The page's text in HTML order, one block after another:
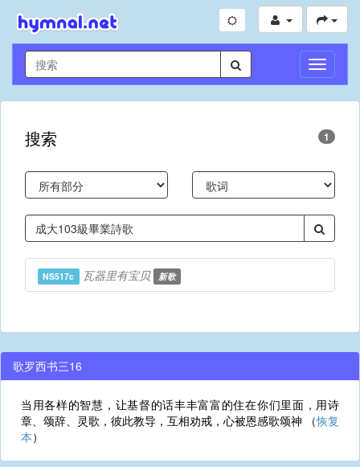
切
换
导
搜索 1
NS517c 瓦器里有宝贝 新歌
歌罗西书三16
当用各样的智慧，让基督的话丰丰富富的住在你们里面，用诗
章、颂辞、灵歌，彼此教导，互相劝戒，心被恩感歌颂神 （恢复
本）